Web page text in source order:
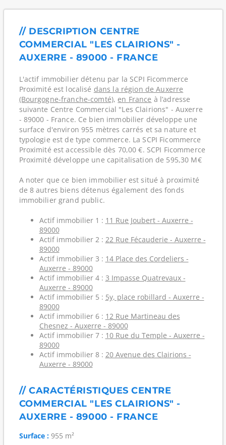
// DESCRIPTION CENTRE
COMMERCIAL "LES CLAIRIONS" -
AUXERRE - 89000 - FRANCE
L'actif immobilier détenu par la SCPI Ficommerce
Proximité est localisé dans la région de Auxerre
(Bourgogne-franche-comté), en France à l’adresse
suivante Centre Commercial "Les Clairions" - Auxerre
- 89000 - France. Ce bien immobilier développe une
surface d'environ 955 mètres carrés et sa nature et
typologie est de type commerce. La SCPI Ficommerce
Proximité est accessible dès 70,00 €. SCPI Ficommerce
Proximité développe une capitalisation de 595,30 M€
A noter que ce bien immobilier est situé à proximité
de 8 autres biens détenus également des fonds
immobilier grand public.
Actif immobilier 1 : 11 Rue Joubert - Auxerre -
89000
Actif immobilier 2 : 22 Rue Fécauderie - Auxerre -
89000
Actif immobilier 3 : 14 Place des Cordeliers -
Auxerre - 89000
Actif immobilier 4 : 3 Impasse Quatrevaux -
Auxerre - 89000
Actif immobilier 5 : 5y, place robillard - Auxerre -
89000
Actif immobilier 6 : 12 Rue Martineau des
Chesnez - Auxerre - 89000
Actif immobilier 7 : 10 Rue du Temple - Auxerre -
89000
Actif immobilier 8 : 20 Avenue des Clairions -
Auxerre - 89000
// CARACTÉRISTIQUES CENTRE
COMMERCIAL "LES CLAIRIONS" -
AUXERRE - 89000 - FRANCE
Surface :955 m²